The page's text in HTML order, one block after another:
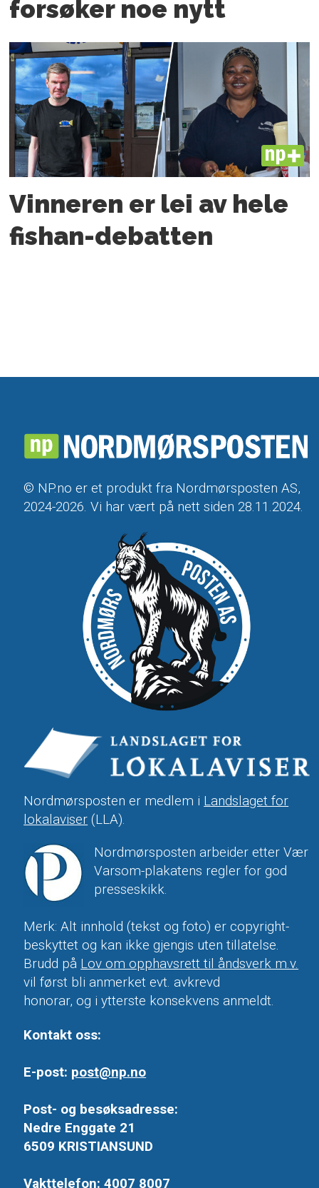
forsøker noe nytt
PLUS
Vinneren er lei av hele
fishan-debatten
© NP.no er et produkt fra Nordmørsposten AS,
2024-2026. Vi har vært på nett siden 28.11.2024.
Nordmørsposten er medlem i Landslaget for
lokalaviser (LLA).
Nordmørsposten arbeider etter Vær
Varsom-plakatens regler for god
presseskikk.
Merk: Alt innhold (tekst og foto) er copyright-
beskyttet og kan ikke gjengis uten tillatelse.
Brudd på Lov om opphavsrett til åndsverk m.v.
vil først bli anmerket evt. avkrevd
honorar, og i ytterste konsekvens anmeldt.
Kontakt oss:
E-post: post@np.no
Post- og besøksadresse:
Nedre Enggate 21
6509 KRISTIANSUND
Vakttelefon: 4007 8007